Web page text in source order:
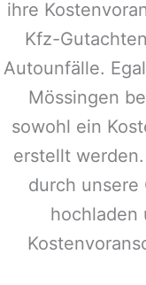
ihre
Kfz-
Autounfälle.
Mössingen
sowohl ein
erstellt
durch unsere
hochladen